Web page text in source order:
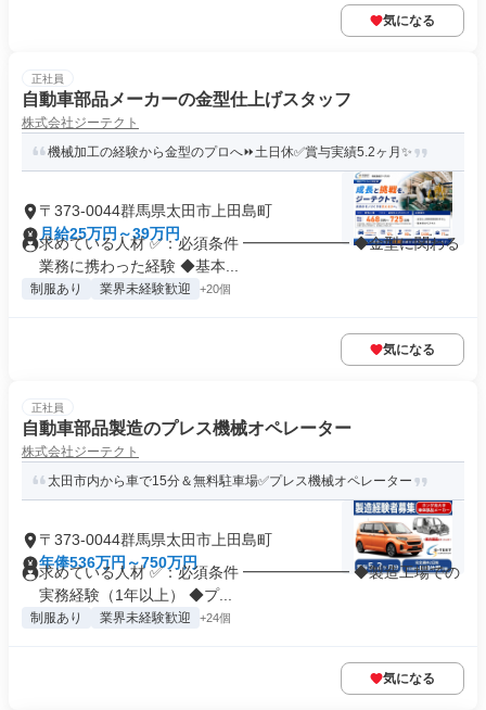
気になる
正社員
自動車部品メーカーの金型仕上げスタッフ
株式会社ジーテクト
機械加工の経験から金型のプロへ⏩土日休✅賞与実績5.2ヶ月✨
〒373-0044群馬県太田市上田島町
月給25万円～39万円
求めている人材 ✅：必須条件 ━━━━━━━ ◆金型に関わる
業務に携わった経験 ◆基本...
制服あり 業界未経験歓迎 +20個
気になる
正社員
自動車部品製造のプレス機械オペレーター
株式会社ジーテクト
太田市内から車で15分＆無料駐車場✅プレス機械オペレーター
〒373-0044群馬県太田市上田島町
年俸536万円～750万円
求めている人材 ✅：必須条件 ━━━━━━━ ◆製造工場での
実務経験（1年以上） ◆プ...
制服あり 業界未経験歓迎 +24個
気になる